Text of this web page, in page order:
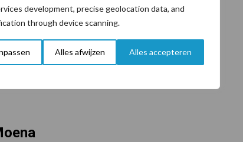
development, precise geolocation data, and
through device scanning.
Alles afwijzen Alles accepteren
die de Keltische bevolking van de
de regiotaal steeds meer
zo’n 30.000 mensen het Ladinisch en
de regio en de taal. Van die aandacht